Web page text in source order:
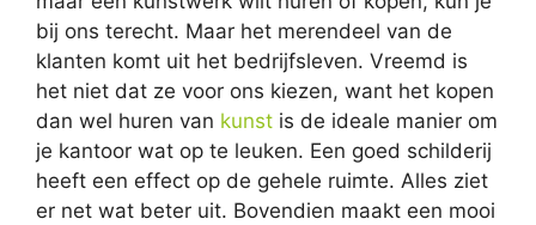
bij ons terecht. Maar het merendeel van de
klanten komt uit het bedrijfsleven. Vreemd is
het niet dat ze voor ons kiezen, want het kopen
dan wel huren van kunst is de ideale manier om
je kantoor wat op te leuken. Een goed schilderij
heeft een effect op de gehele ruimte. Alles ziet
er net wat beter uit. Bovendien maakt een mooi